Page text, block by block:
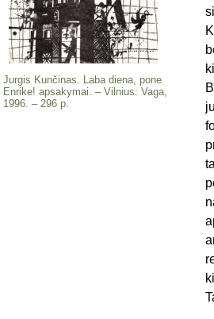
Jurgis Kunčinas. Laba diena, pone
Enrike! apsakymai. – Vilnius: Vaga,
1996. – 296 p.